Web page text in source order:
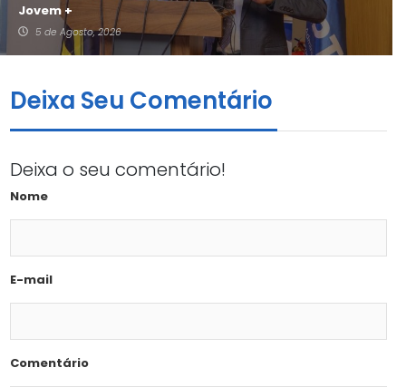
Jovem +
5 de Agosto, 2026
Deixa Seu Comentário
Deixa o seu comentário!
Nome
E-mail
Comentário